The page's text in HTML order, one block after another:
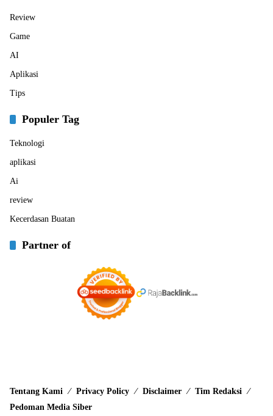
Review
Game
AI
Aplikasi
Tips
Populer Tag
Teknologi
aplikasi
Ai
review
Kecerdasan Buatan
Partner of
Tentang Kami Privacy Policy Disclaimer
Tim Redaksi
Pedoman Media Siber